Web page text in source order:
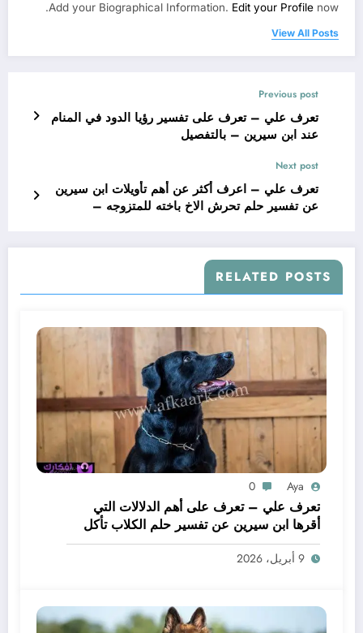
Add your Biographical Information. Edit your Profile now.
View All Posts
Previous post
تعرف علي – تعرف على تفسير رؤيا الدود في المنام
عند ابن سيرين – بالتفصيل
Next post
تعرف علي – اعرف أكثر عن أهم تأويلات ابن سيرين
عن تفسير حلم تحرش الاخ باخته للمتزوجه –
RELATED POSTS
Aya
0
تعرف علي – تعرف على أهم الدلالات التي
أقرها ابن سيرين عن تفسير حلم الكلاب تأكل
لحم – بالتفصيل
9 أبريل، 2026